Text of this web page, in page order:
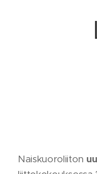
Naiskuoroliiton